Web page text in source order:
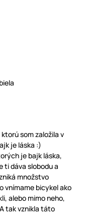
biela
som založila v
je láska :)
je bajk láska,
ti dáva slobodu a
množstvo
vnímame bicykel ako
alebo mimo neho,
tak vznikla táto